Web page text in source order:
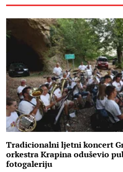
Tradicionalni ljetni koncert
orkestra Krapina oduševio
fotogaleriju